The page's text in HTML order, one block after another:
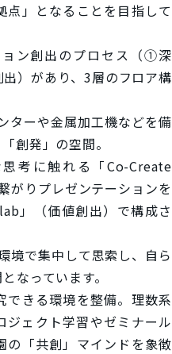
点」となることを目指して
ン創出のプロセス（①深
）があり、3層のフロア構
ターや金属加工機などを備
創発」の空間。
考に触れる「Co-Create
がりプレゼンテーションを
」（価値創出）で構成さ
境で集中して思索し、自ら
なっています。
できる環境を整備。理数系
ジェクト学習やゼミナール
の「共創」マインドを象徴